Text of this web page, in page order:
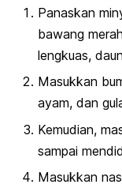
Panaskan
bawang
lengkuas,
Masukkan
ayam, dan
Kemudian,
sampai
Masukkan